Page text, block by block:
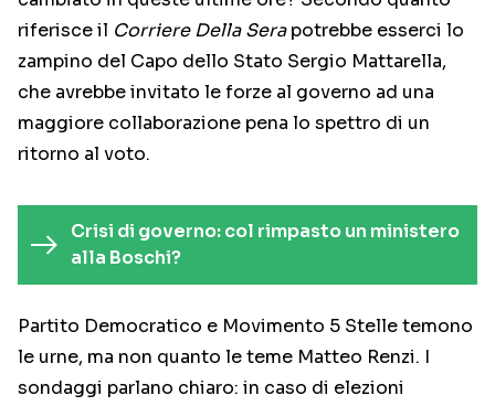
riferisce il Corriere Della Serapotrebbe esserci lo
zampino del Capo dello Stato Sergio Mattarella,
che avrebbe invitato le forze al governo ad una
maggiore collaborazione pena lo spettro di un
ritorno al voto.
Crisi di governo: col rimpasto un ministero
alla Boschi?
Partito Democratico e Movimento 5 Stelle temono
le urne, ma non quanto le teme Matteo Renzi. I
sondaggi parlano chiaro: in caso di elezioni